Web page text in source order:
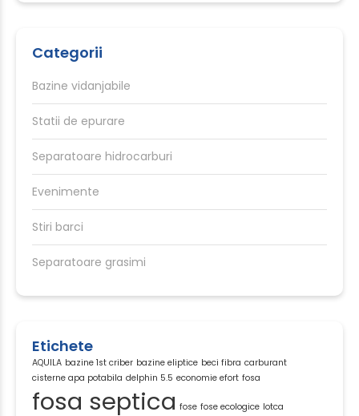
Categorii
Bazine vidanjabile
Statii de epurare
Separatoare hidrocarburi
Evenimente
Stiri barci
Separatoare grasimi
Etichete
AQUILA bazine 1st criber bazine eliptice beci fibra carburant
cisterne apa potabila delphin 5.5 economie efort fosa
fosa septica fose fose ecologice lotca